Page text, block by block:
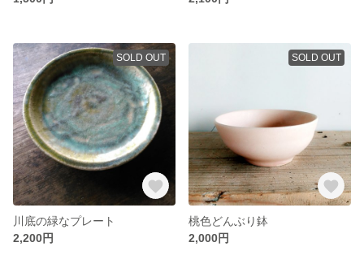
SOLD OUT
川底の緑なプレート
2,200円
SOLD OUT
桃色どんぶり鉢
2,000円